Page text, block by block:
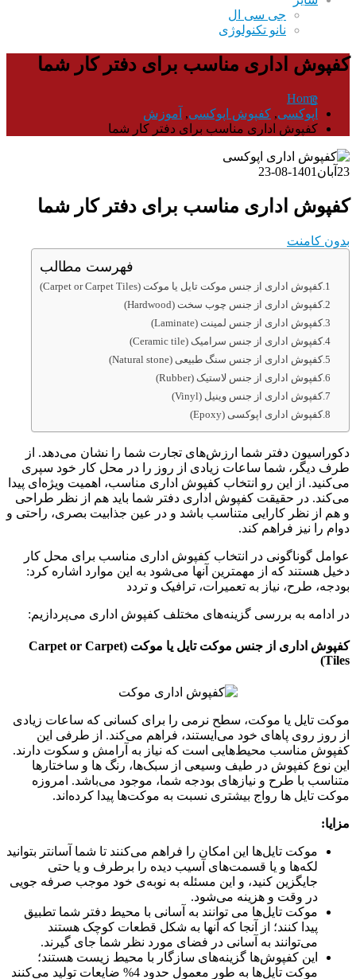
جی سی ال
نانو تکنولوژی
کفپوش اداری مناسب برای دفتر کار شما
Home
اپوکسی, کفپوش اپوکسی, آموزش
کفپوش اداری مناسب برای دفتر کار شما
23 آبان 1401-08-23
کفپوش اداری مناسب برای دفتر کار شما
بدون کامنت
فهرست مطالب
کفپوش اداری از جنس موکت تایل یا موکت (Carpet or Carpet Tiles)
کفپوش اداری از جنس چوب سخت (Hardwood)
کفپوش اداری از جنس لمینت (Laminate)
کفپوش اداری از جنس سرامیک (Ceramic tile)
کفپوش اداری از جنس سنگ طبیعی (Natural stone)
کفپوش اداری از جنس لاستیک (Rubber)
کفپوش اداری از جنس وینیل (Vinyl)
کفپوش اداری اپوکسی (Epoxy)
دکوراسیون دفتر شما ارزش‌های تجارت شما را نشان می‌دهد. از
طرف دیگر، شما ساعات زیادی از روز را در محل کار خود سپری
می‌کنید. از این رو انتخاب کفپوش اداری مناسب، اهمیت ویژه‌ای پیدا
می‌کند. در حقیقت کفپوش اداری دفتر شما باید هم از نظر طراحی
و هم از نظر کارایی متناسب باشد و در عین جذابیت بصری، راحتی و
دوام را نیز فراهم کند.
عوامل گوناگونی در انتخاب کفپوش اداری مناسب برای محل کار
دخیل هستند که از مهمترین آنها می‌شود به این موارد اشاره کرد:
بودجه، طرح، نیاز به تعمیرات، ترافیک و تردد
در ادامه به بررسی گزینه‌های مختلف کفپوش اداری می‌پردازیم:
کفپوش اداری از جنس موکت تایل یا موکت (Carpet or Carpet
Tiles)
موکت تایل یا موکت، سطح نرمی را برای کسانی که ساعات زیادی
از روز روی پاهای خود می‌ایستند، فراهم می‌کند. از طرفی این
کفپوش مناسب محیط‌هایی است که نیاز به آرامش و سکوت دارند.
این نوع کفپوش در طیف وسیعی از سبک‌ها، رنگ ها و ساختارها
متناسب با طرح و نیازهای بودجه شما، موجود می‌باشد. امروزه
موکت تایل ها رواج بیشتری نسبت به موکت‌ها پیدا کرده‌اند.
مزایا:
موکت تایل‌ها این امکان را فراهم می‌کنند تا شما آسانتر بتوانید
لکه‌ها و یا قسمت‌های آسیب دیده را برطرف و یا حتی
جایگزین کنید، و این مسئله به نوبه‌ی خود موجب صرفه جویی
در وقت و هزینه می‌شود.
موکت تایل‌ها می توانند به آسانی با محیط دفتر شما تطبیق
پیدا کنند؛ از آنجا که آنها به شکل قطعات کوچک هستند
می‌توانند به آسانی در فضای مورد نظر شما جای گیرند.
این کفپوش‌ها گزینه‌های سازگار با محیط زیست هستند؛
موکت تایل‌ها به طور معمول حدود 4% ضایعات تولید می‌کنند